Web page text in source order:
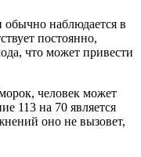
обычно наблюдается в
постоянно,
что может привести
человек может
113 на 70 является
оно не вызовет,